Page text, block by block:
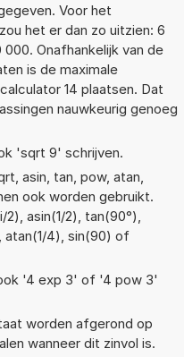
Voor het
het er dan zo uitzien: 6
Onafhankelijk van de
is de maximale
14 plaatsen. Dat
nauwkeurig genoeg
'sqrt 9' schrijven.
asin, tan, pow, atan,
ook worden gebruikt.
asin(1/2), tan(90°),
atan(1/4), sin(90) of
'4 exp 3' of '4 pow 3'
worden afgerond op
wanneer dit zinvol is.